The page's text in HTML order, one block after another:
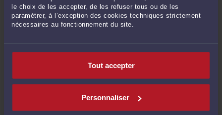
le choix de les accepter, de les refuser tous ou de les
paramétrer, à l’exception des cookies techniques strictement
nécessaires au fonctionnement du site.
Tout accepter
Personnaliser
La cour administrative d’appel de Nancy a même estimé que
refuser d’accueillir le public en dépit de ce que cela n’entre
pas dans ses attributions habituelles (CAA Nancy, 30 juin
Pour plus d'information : vous pouvez me contacter par mon
site internet